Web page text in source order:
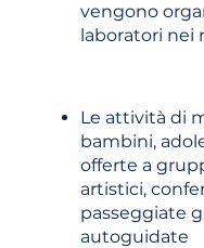
vengono
laboratori nei
Le attività di
bambini,
offerte a
artistici,
passeggiate
autoguidate